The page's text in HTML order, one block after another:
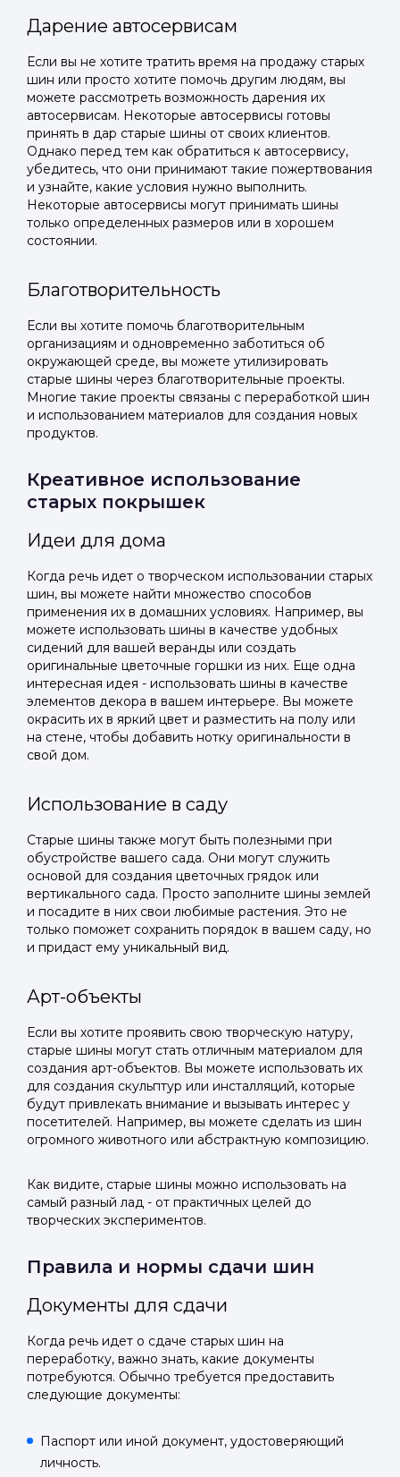
Дарение автосервисам
Если вы не хотите тратить время на продажу старых
шин или просто хотите помочь другим людям, вы
можете рассмотреть возможность дарения их
автосервисам. Некоторые автосервисы готовы
принять в дар старые шины от своих клиентов.
Однако перед тем как обратиться к автосервису,
убедитесь, что они принимают такие пожертвования
и узнайте, какие условия нужно выполнить.
Некоторые автосервисы могут принимать шины
только определенных размеров или в хорошем
состоянии.
Благотворительность
Если вы хотите помочь благотворительным
организациям и одновременно заботиться об
окружающей среде, вы можете утилизировать
старые шины через благотворительные проекты.
Многие такие проекты связаны с переработкой шин
и использованием материалов для создания новых
продуктов.
Креативное использование
старых покрышек
Идеи для дома
Когда речь идет о творческом использовании старых
шин, вы можете найти множество способов
применения их в домашних условиях. Например, вы
можете использовать шины в качестве удобных
сидений для вашей веранды или создать
оригинальные цветочные горшки из них. Еще одна
интересная идея - использовать шины в качестве
элементов декора в вашем интерьере. Вы можете
окрасить их в яркий цвет и разместить на полу или
на стене, чтобы добавить нотку оригинальности в
свой дом.
Использование в саду
Старые шины также могут быть полезными при
обустройстве вашего сада. Они могут служить
основой для создания цветочных грядок или
вертикального сада. Просто заполните шины землей
и посадите в них свои любимые растения. Это не
только поможет сохранить порядок в вашем саду, но
и придаст ему уникальный вид.
Арт-объекты
Если вы хотите проявить свою творческую натуру,
старые шины могут стать отличным материалом для
создания арт-объектов. Вы можете использовать их
для создания скульптур или инсталляций, которые
будут привлекать внимание и вызывать интерес у
посетителей. Например, вы можете сделать из шин
огромного животного или абстрактную композицию.
Как видите, старые шины можно использовать на
самый разный лад - от практичных целей до
творческих экспериментов.
Правила и нормы сдачи шин
Документы для сдачи
Когда речь идет о сдаче старых шин на
переработку, важно знать, какие документы
потребуются. Обычно требуется предоставить
следующие документы:
Паспорт или иной документ, удостоверяющий
личность.